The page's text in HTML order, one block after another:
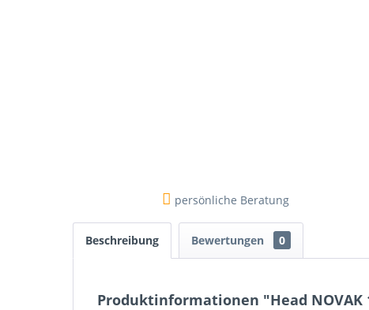
persönliche Beratung
Beschreibung Bewertungen 0
Produktinformationen "Head NOVAK